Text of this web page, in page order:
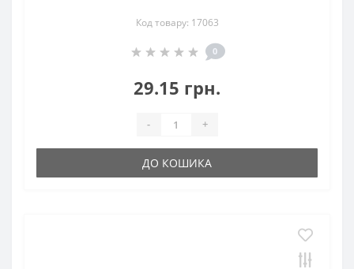
Код товару: 17063
0
29.15 грн.
- +
ДО КОШИКА